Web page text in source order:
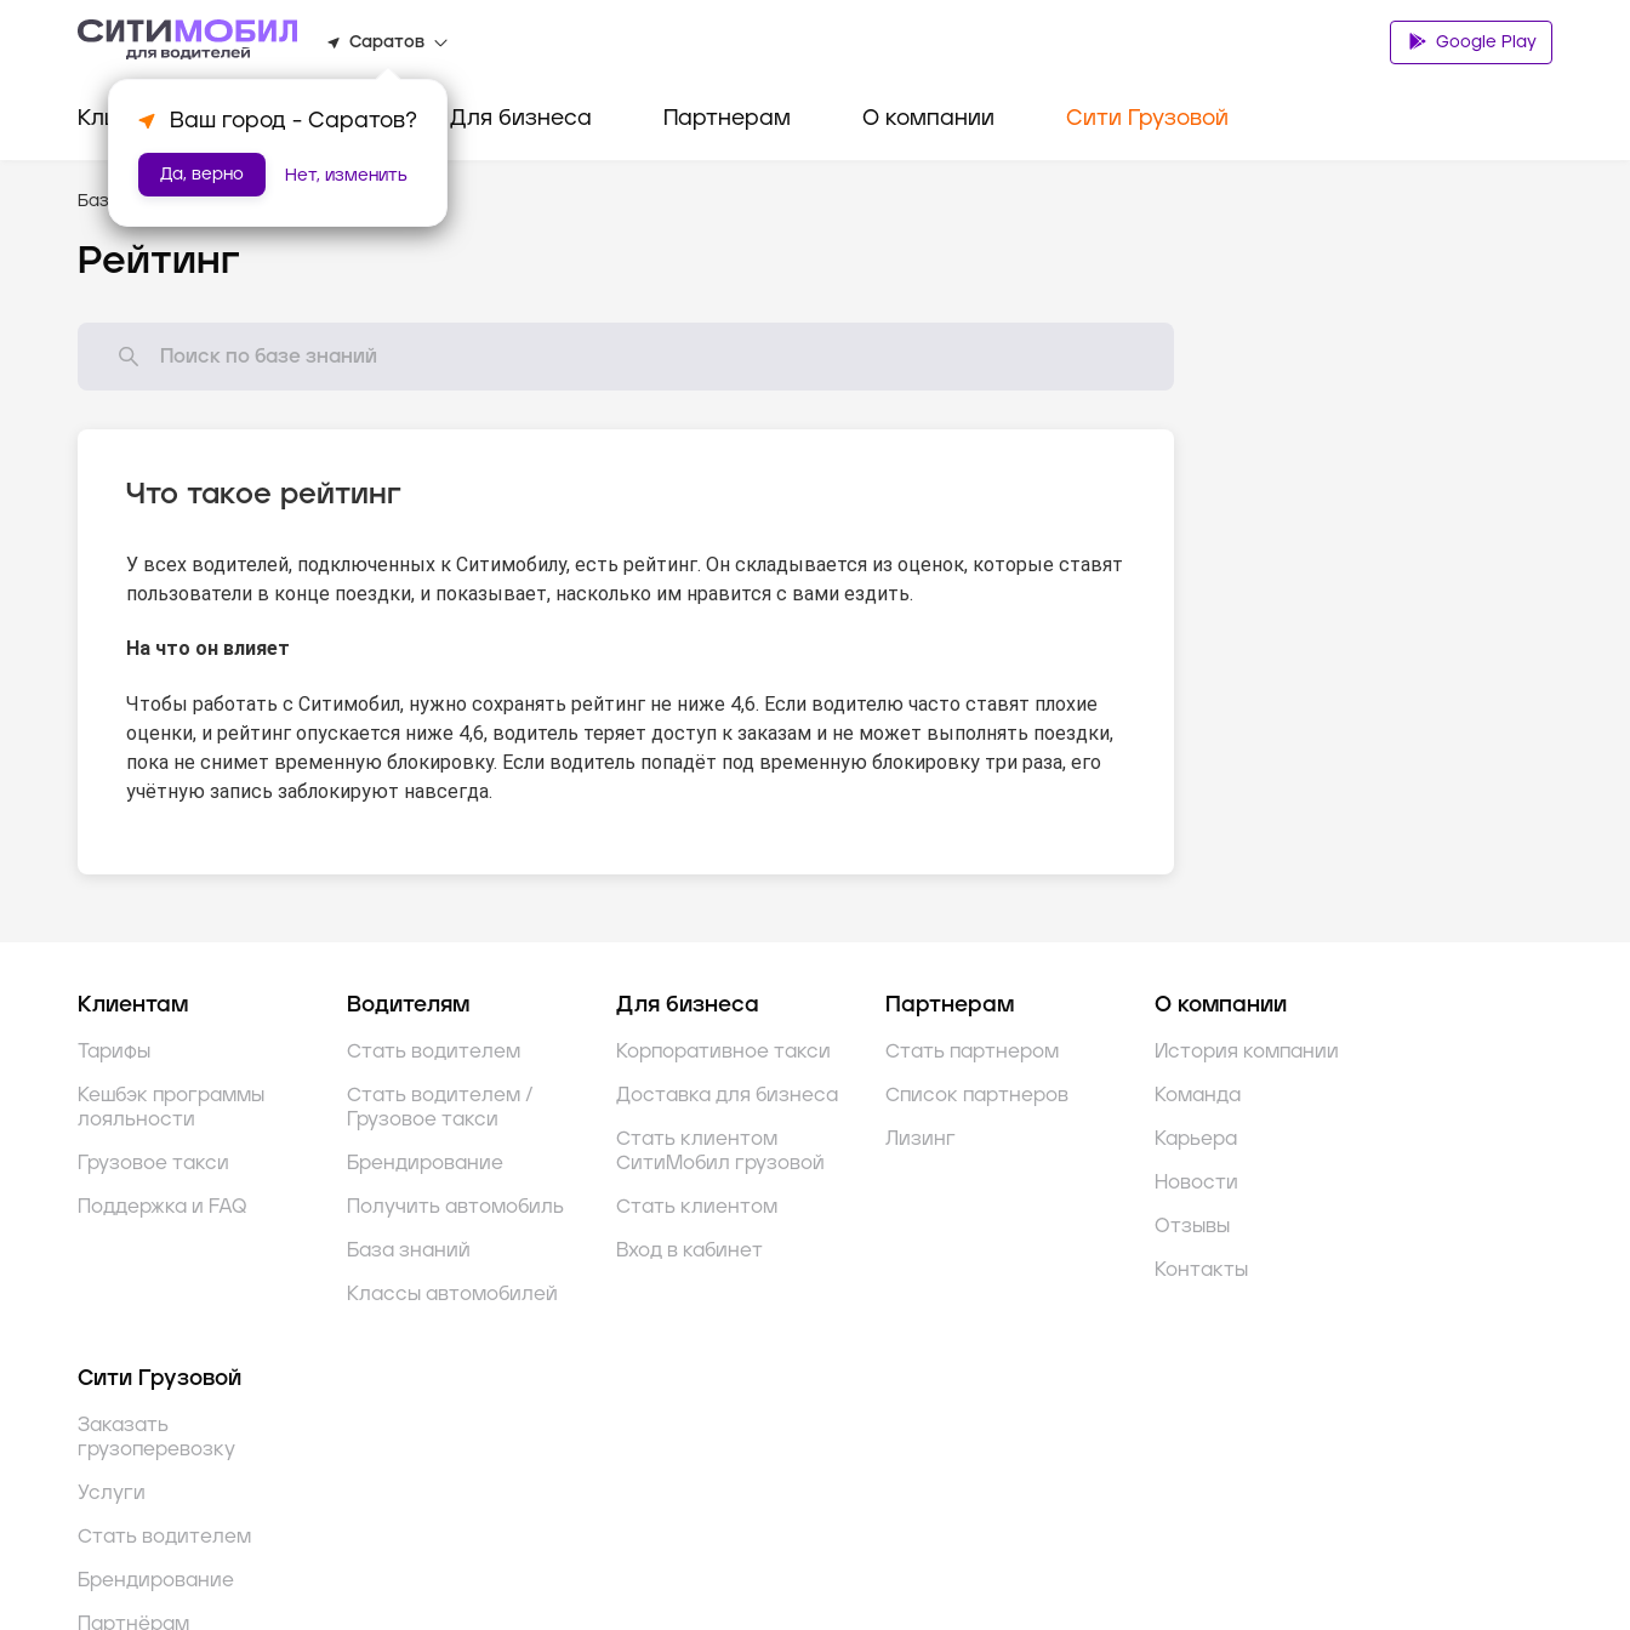
Саратов
Ваш город - Саратов?
Да, верно Нет, изменить
Google Play
Клиентам Водителям Для бизнеса Партнерам О компании Сити Грузовой
База знаний /Стандарты оказания услуг
Рейтинг
Что такое рейтинг
У всех водителей, подключенных к Ситимобилу, есть рейтинг. Он складывается из оценок, которые ставят
пользователи в конце поездки, и показывает, насколько им нравится с вами ездить.
На что он влияет
Чтобы работать с Ситимобил, нужно сохранять рейтинг не ниже 4,6. Если водителю часто ставят плохие
оценки, и рейтинг опускается ниже 4,6, водитель теряет доступ к заказам и не может выполнять поездки,
пока не снимет временную блокировку. Если водитель попадёт под временную блокировку три раза, его
учётную запись заблокируют навсегда.
Клиентам
Тарифы
Кешбэк программы
лояльности
Грузовое такси
Поддержка и FAQ
Водителям
Стать водителем
Стать водителем /
Грузовое такси
Брендирование
Получить автомобиль
База знаний
Классы автомобилей
Для бизнеса
Корпоративное такси
Доставка для бизнеса
Стать клиентом
СитиМобил грузовой
Стать клиентом
Вход в кабинет
Партнерам
Стать партнером
Список партнеров
Лизинг
О компании
История компании
Команда
Карьера
Новости
Отзывы
Контакты
Сити Грузовой
Заказать
грузоперевозку
Услуги
Стать водителем
Брендирование
Партнёрам